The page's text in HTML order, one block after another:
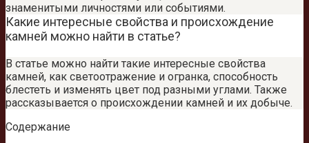
знаменитыми личностями или событиями.
Какие интересные свойства и происхождение
камней можно найти в статье?
В статье можно найти такие интересные свойства
камней, как светоотражение и огранка, способность
блестеть и изменять цвет под разными углами. Также
рассказывается о происхождении камней и их добыче.
Содержание